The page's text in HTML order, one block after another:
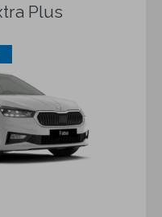
Plus